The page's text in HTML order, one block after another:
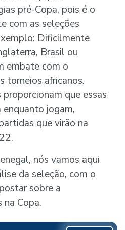
pré-Copa, pois é o
com as seleções
Dificilmente
Brasil ou
embate com o
torneios africanos.
que essas
jogam,
que virão na
nós vamos aqui
da seleção, com o
sobre a
Copa.